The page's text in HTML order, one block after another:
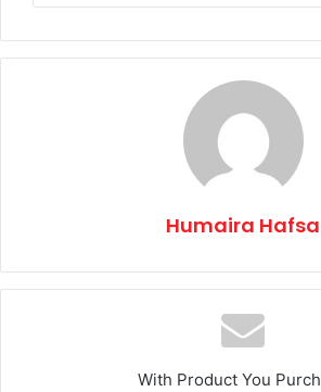
Humaira Hafsa
With Product You